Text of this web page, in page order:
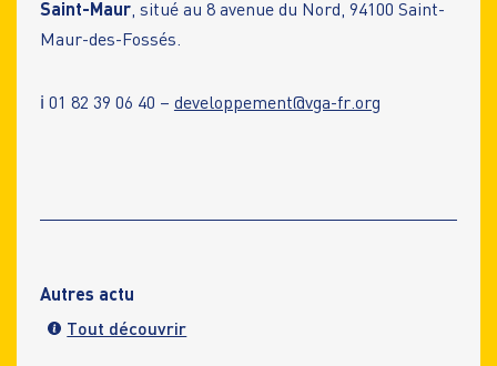
Saint-Maur, situé au 8 avenue du Nord, 94100 Saint-
Maur-des-Fossés.
ℹ️ 01 82 39 06 40 – developpement@vga-fr.org
Autres actu
Tout découvrir